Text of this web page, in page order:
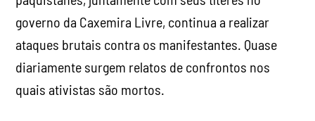
governo da Caxemira Livre, continua a realizar
ataques brutais contra os manifestantes. Quase
diariamente surgem relatos de confrontos nos
quais ativistas são mortos.